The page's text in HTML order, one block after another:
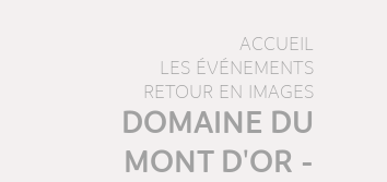
ACCUEIL
LES ÉVÉNEMENTS
RETOUR EN IMAGES
DOMAINE DU
MONT D'OR -